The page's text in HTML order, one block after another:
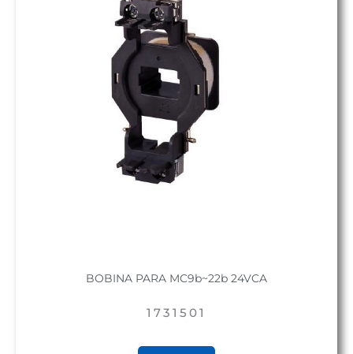
BOBINA PARA MC9b~22b 24VCA
1731501